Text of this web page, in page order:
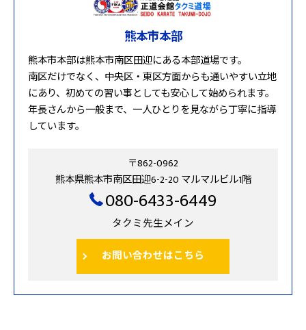
熊本市本部
熊本市本部は熊本市南区田迎にある本部道場です。
南区だけでなく、中央区・東区方面からも通いやすい立地
にあり、初めての習い事としても安心して始められます。
年長さんから一般まで、一人ひとりを見ながら丁寧に指導
しています。
〒862-0962
熊本県熊本市南区田迎6-2-20 マルマルビル1階
080-6433-6449
タクミ先生メイン
お問い合わせはこちら